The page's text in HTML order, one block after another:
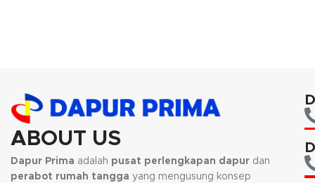
ABOUT US
Dapur Prima adalah pusat perlengkapan dapur dan
perabot rumah tangga yang mengusung konsep